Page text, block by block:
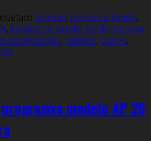
bombas, bombas a tornillo,
, bombas de simple tornillo, bombas
cavity pumps, pumpen, pumps,
modelo AP 26